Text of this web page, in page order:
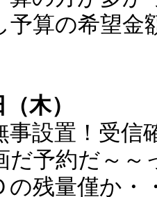
予算の希望
木）
事設置！受信
だ予約だ～～
の残量僅か・